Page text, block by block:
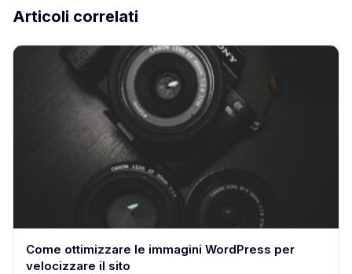
Articoli correlati
Come ottimizzare le immagini WordPress per
velocizzare il sito